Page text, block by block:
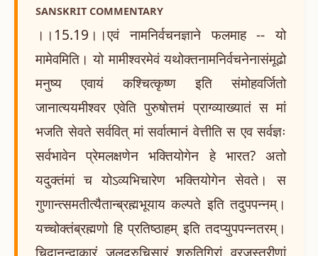
SANSKRIT COMMENTARY
।।15.19।।एवं नामनिर्वचनज्ञाने फलमाह -- यो
मामेवमिति। यो मामीश्वरमेवं यथोक्तनामनिर्वचनेनासंमूढो
मनुष्य एवायं कश्चित्कृष्ण इति संमोहवर्जितो
जानात्ययमीश्वर एवेति पुरुषोत्तमं प्राग्व्याख्यातं स मां
भजति सेवते सर्ववित् मां सर्वात्मानं वेत्तीति स एव सर्वज्ञः
सर्वभावेन प्रेमलक्षणेन भक्तियोगेन हे भारत? अतो
यदुक्तंमां च योऽव्यभिचारेण भक्तियोगेन सेवते। स
गुणान्त्समतीत्यैतान्ब्रह्मभूयाय कल्पते इति तदुपपन्नम्।
यच्चोक्तंब्रह्मणो हि प्रतिष्ठाहम् इति तदप्युपपन्नतरम्।
चिदानन्दाकारं जलदरुचिसारं श्रुतिगिरां व्रजस्त्रीणां